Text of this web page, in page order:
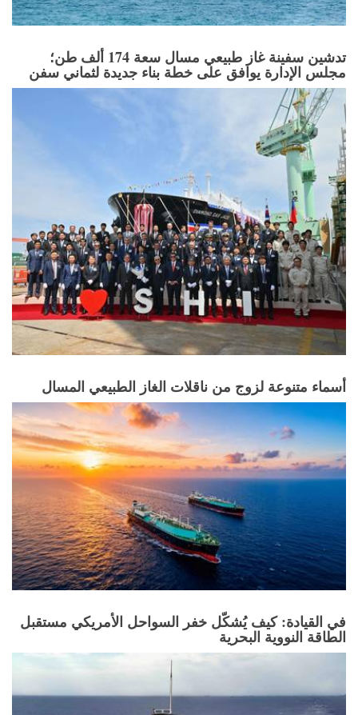
تدشين سفينة غاز طبيعي مسال سعة 174 ألف طن؛
مجلس الإدارة يوافق على خطة بناء جديدة لثماني سفن
أسماء متنوعة لزوج من ناقلات الغاز الطبيعي المسال
في القيادة: كيف يُشكّل خفر السواحل الأمريكي مستقبل
الطاقة النووية البحرية